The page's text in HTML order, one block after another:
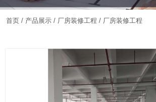
首页 / 产品展示 / 厂房装修工程 / 厂房装修工程